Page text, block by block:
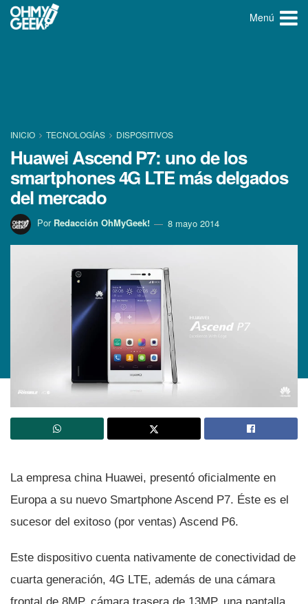
Menú
INICIO TECNOLOGÍ­AS DISPOSITIVOS
Huawei Ascend P7: uno de los
smartphones 4G LTE más delgados
del mercado
Por Redacción OhMyGeek! 8 mayo 2014
La empresa china Huawei, presentó oficialmente en
Europa a su nuevo Smartphone Ascend P7. Éste es el
sucesor del exitoso (por ventas) Ascend P6.
Este dispositivo cuenta nativamente de conectividad de
cuarta generación, 4G LTE, además de una cámara
frontal de 8MP, cámara trasera de 13MP, una pantalla